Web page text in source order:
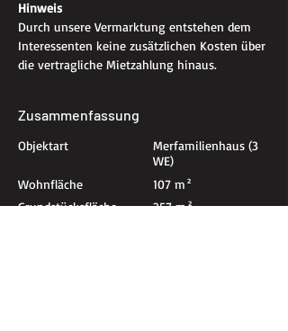
Hinweis
Durch unsere Vermarktung entstehen dem
Interessenten keine zusätzlichen Kosten über
die vertragliche Mietzahlung hinaus.
Zusammenfassung
Objektart
Wohnfläche
Grundstücksfläche
Merfamilienhaus (3
WE)
107 m²
257 m²